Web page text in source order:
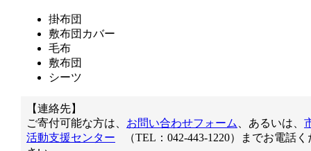
掛布団
敷布団カバー
毛布
敷布団
シーツ
【連絡先】
ご寄付可能な方は、 お問い合わせフォーム 、あるいは、
活動支援センター
（TEL：042-443-1220）までお電話く